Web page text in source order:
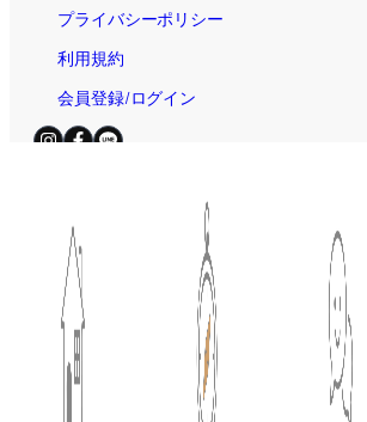
プライバシーポリシー
利用規約
会員登録/ログイン
電話お問合せ（無
平日・土日祝 / 9:00～
© 2025 住宅AIコンシェル